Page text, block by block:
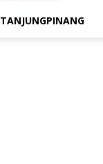
TANJUNGPINANG